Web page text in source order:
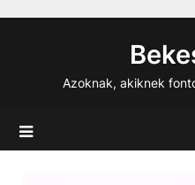
Azoknak, akiknek